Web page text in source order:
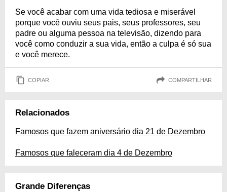
Se você acabar com uma vida tediosa e miserável
porque você ouviu seus pais, seus professores, seu
padre ou alguma pessoa na televisão, dizendo para
você como conduzir a sua vida, então a culpa é só sua
e você merece.
COPIAR COMPARTILHAR
Relacionados
Famosos que fazem aniversário dia 21 de Dezembro
Famosos que faleceram dia 4 de Dezembro
Grande Diferenças